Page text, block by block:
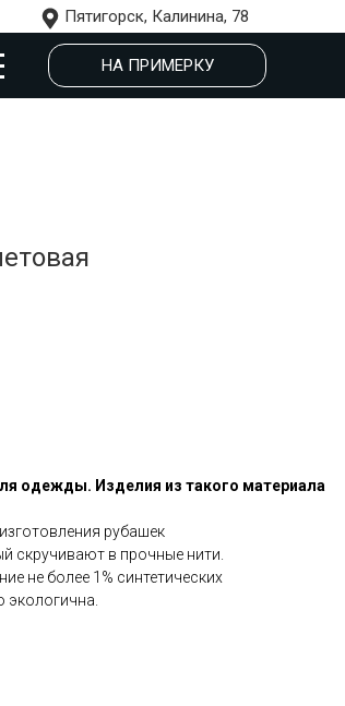
Пятигорск, Калинина, 78
НА ПРИМЕРКУ
одежды. Изделия из такого материала
рубашек
скручивают в прочные нити.
не более 1% синтетических
экологична.